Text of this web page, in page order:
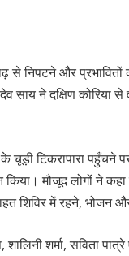
से निपटने और
देव साय ने दक्षिण
टिकरापारा पहुँचने पर
मौजूद लोगों ने
शिविर में रहने, भोजन
शालिनी शर्मा, सविता